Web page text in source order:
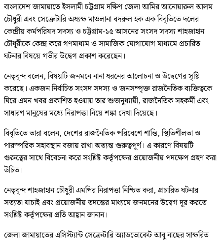
বাংলাদেশ জামায়াতে ইসলামী চট্টগ্রাম দক্ষিণ জেলা আমির আনোয়ারুল আলম
চৌধুরী এবং সেক্রেটারি অধ্যক্ষ মাওলানা বদরুল হক এক বিবৃতিতে দলের
কেন্দ্রীয় কর্মপরিষদ সদস্য ও চট্টগ্রাম-১৫ আসনের সংসদ সদস্য শাহজাহান
চৌধুরীকে কেন্দ্র করে গণমাধ্যম ও সামাজিক যোগাযোগ মাধ্যমে প্রচারিত
ঘটনার বিষয়ে গভীর উদ্বেগ প্রকাশ করেছেন।
নেতৃবৃন্দ বলেন, বিষয়টি জনমনে নানা ধরনের আলোচনা ও উদ্বেগের সৃষ্টি
করেছে। একজন নির্বাচিত সংসদ সদস্য ও জনসম্পৃক্ত রাজনৈতিক ব্যক্তিত্বকে
ঘিরে এমন খবর প্রকাশিত হওয়ায় তার শুভানুধ্যায়ী, রাজনৈতিক সহকর্মী এবং
সাধারণ মানুষের মধ্যে নিরাপত্তা নিয়ে শঙ্কা দেখা দিয়েছে।
বিবৃতিতে তারা বলেন, দেশের রাজনৈতিক পরিবেশে শান্তি, স্থিতিশীলতা ও
পারস্পরিক সহাবস্থান বজায় রাখা অত্যন্ত গুরুত্বপূর্ণ। এ কারণে বিষয়টি
গুরুত্বের সাথে বিবেচনা করে সংশ্লিষ্ট কর্তৃপক্ষের প্রয়োজনীয় পদক্ষেপ গ্রহণ করা
উচিত।
নেতৃবৃন্দ শাহজাহান চৌধুরী এমপির নিরাপত্তা নিশ্চিত করা, প্রচারিত ঘটনার
সত্যতা যাচাই এবং প্রয়োজনীয় তদন্তের মাধ্যমে জনমনের উদ্বেগ দূর করতে
সংশ্লিষ্ট কর্তৃপক্ষের প্রতি আহ্বান জানান।
জেলা জামায়াতের এসিস্ট্যান্ট সেক্রেটারি অ্যাডভোকেট আবু নাছের সাক্ষরিত